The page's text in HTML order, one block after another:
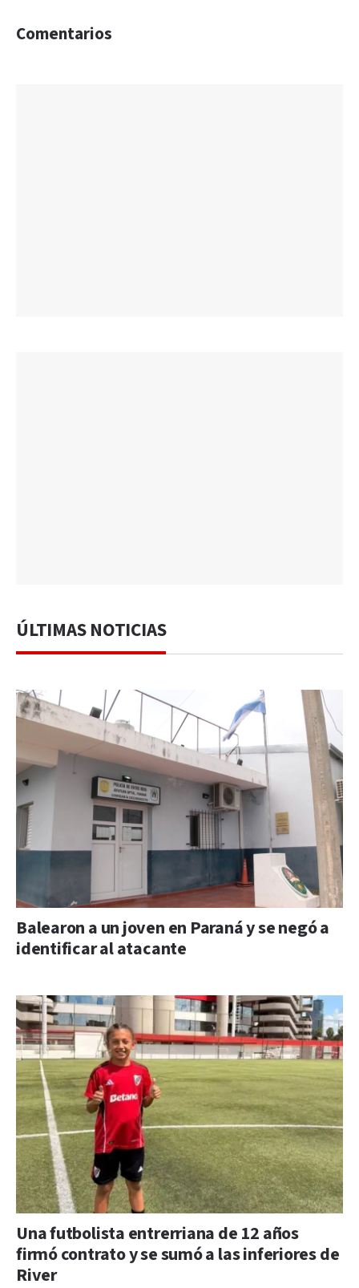
Comentarios
ÚLTIMAS NOTICIAS
Balearon a un joven en Paraná y se negó a
identificar al atacante
Una futbolista entrerriana de 12 años
firmó contrato y se sumó a las inferiores de
River